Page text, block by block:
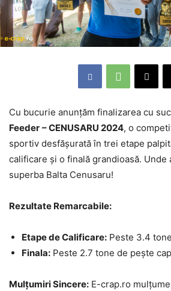
Cu bucurie anunțăm finalizarea cu
Feeder – CENUSARU 2024, o
sportiv desfășurată în trei etape
calificare și o finală grandioasă. Unde
superba Balta Cenusaru!
Rezultate Remarcabile:
Etape de Calificare: Peste 3.4
Finala: Peste 2.7 tone de pește
Mulțumiri Sincere: E-crap.ro